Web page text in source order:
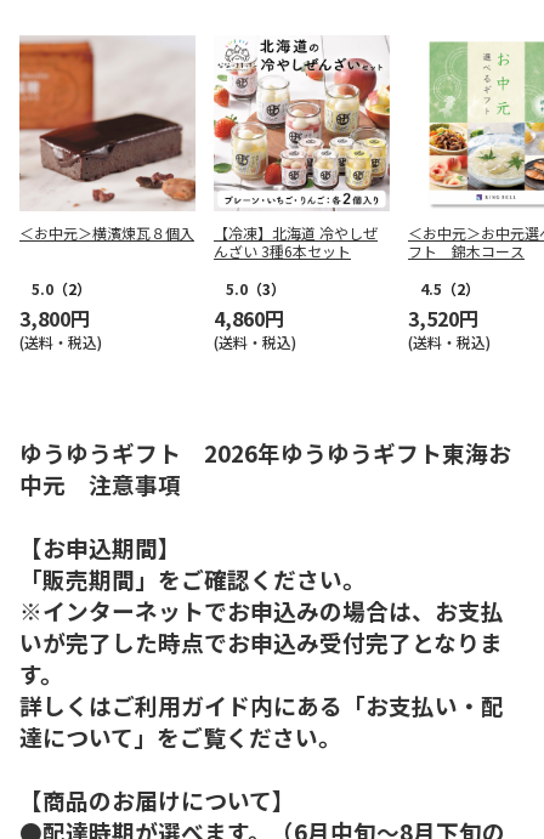
＜お中元＞横濱煉瓦８個入
5.0 （2）
3,800円
(送料・税込)
【冷凍】北海道 冷やしぜ
んざい 3種6本セット
5.0 （3）
4,860円
(送料・税込)
＜お中元＞お中元選
フト 錦木コース
4.5 （2）
3,520円
(送料・税込)
ゆうゆうギフト 2026年ゆうゆうギフト東海お
中元 注意事項
【お申込期間】
「販売期間」をご確認ください。
※インターネットでお申込みの場合は、お支払
いが完了した時点でお申込み受付完了となりま
す。
詳しくはご利用ガイド内にある「お支払い・配
達について」をご覧ください。
【商品のお届けについて】
●配達時期が選べます。（6月中旬～8月下旬の